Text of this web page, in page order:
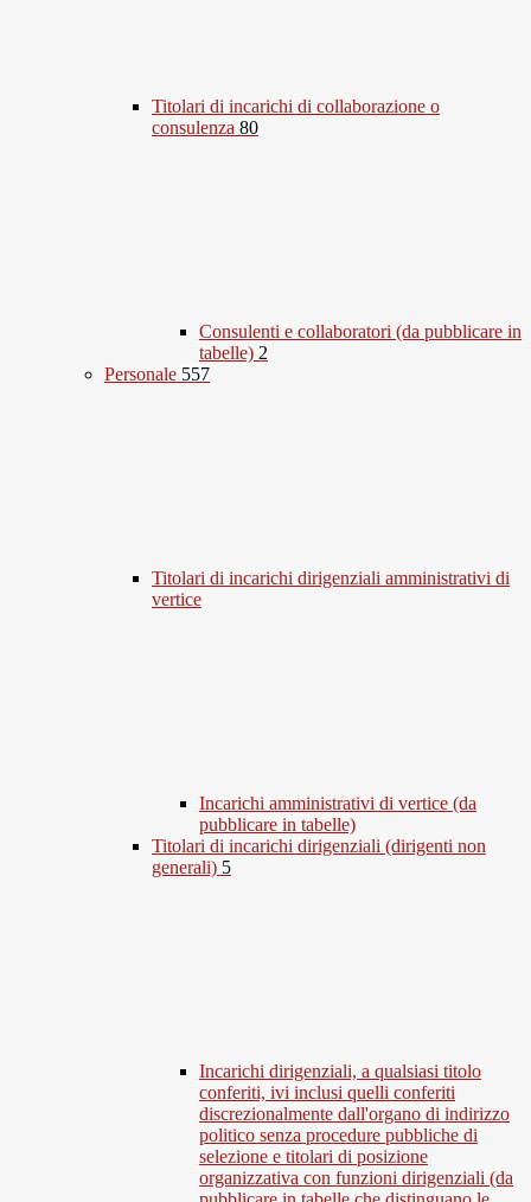
Titolari di incarichi di collaborazione o
consulenza 80
Consulenti e collaboratori (da pubblicare in
tabelle) 2
Personale 557
Titolari di incarichi dirigenziali amministrativi di
vertice
Incarichi amministrativi di vertice (da
pubblicare in tabelle)
Titolari di incarichi dirigenziali (dirigenti non
generali) 5
Incarichi dirigenziali, a qualsiasi titolo
conferiti, ivi inclusi quelli conferiti
discrezionalmente dall'organo di indirizzo
politico senza procedure pubbliche di
selezione e titolari di posizione
organizzativa con funzioni dirigenziali (da